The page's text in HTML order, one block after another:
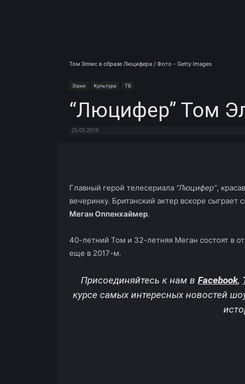
Том Эллис в образе Люцифера / Фото - Getty Images
Зірки Культура ТБ
“Люцифер” Том
25.03.2019
Главный герой телесериала “Люцифер”,
вечеринку. Британский актер вскоре сыграет
Меган Оппенхаймер.
40-летний Том и 32-летняя Меган состоят в
еще в 2017-м.
Присоединяйтесь к нам в Facebook,
курсе самых интересных новостей